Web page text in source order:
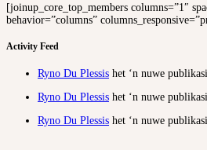
[joinup_core_top_members columns=”1″
behavior=”columns”
Activity Feed
Ryno Du Plessis het ‘n nuwe
Ryno Du Plessis het ‘n nuwe
Ryno Du Plessis het ‘n nuwe